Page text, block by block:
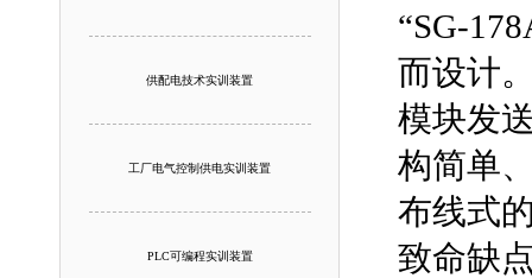
供配电技术实训装置
工厂电气控制供电实训装置
PLC可编程实训装置
“SG-
而设计
模块发
构简单
布线式
致命缺